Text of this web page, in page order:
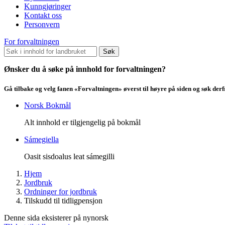
Kunngjøringer
Kontakt oss
Personvern
For forvaltningen
Søk
Ønsker du å søke på innhold for forvaltningen?
Gå tilbake og velg fanen «Forvaltningen» øverst til høyre på siden og søk
Norsk Bokmål
Alt innhold er tilgjengelig på bokmål
Sámegiella
Oasit sisdoalus leat sámegilli
Hjem
Jordbruk
Ordninger for jordbruk
Tilskudd til tidligpensjon
Denne sida eksisterer på nynorsk